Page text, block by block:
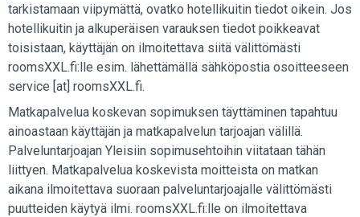
tarkistamaan viipymättä, ovatko hotellikuitin tiedot oikein. Jos
hotellikuitin ja alkuperäisen varauksen tiedot poikkeavat
toisistaan, käyttäjän on ilmoitettava siitä välittömästi
roomsXXL.fi:lle esim. lähettämällä sähköpostia osoitteeseen
service [at] roomsXXL.fi.
Matkapalvelua koskevan sopimuksen täyttäminen tapahtuu
ainoastaan käyttäjän ja matkapalvelun tarjoajan välillä.
Palveluntarjoajan Yleisiin sopimusehtoihin viitataan tähän
liittyen. Matkapalvelua koskevista moitteista on matkan
aikana ilmoitettava suoraan palveluntarjoajalle välittömästi
puutteiden käytyä ilmi. roomsXXL.fi:lle on ilmoitettava